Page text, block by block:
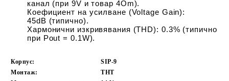
канал (при 9V и товар 4Om).
Коефициент на усилване (Voltage Gain):
45dB (типично).
Хармонични изкривявания (THD): 0.3% (типично
при Pout = 0.1W).
Корпус:
SIP-9
Монтаж:
THT